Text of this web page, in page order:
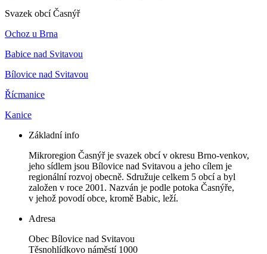
Svazek obcí Časnýř
Ochoz u Brna
Babice nad Svitavou
Bílovice nad Svitavou
Řícmanice
Kanice
Základní info
Mikroregion Časnýř je svazek obcí v okresu Brno-venkov,
jeho sídlem jsou Bílovice nad Svitavou a jeho cílem je
regionální rozvoj obecně. Sdružuje celkem 5 obcí a byl
založen v roce 2001. Nazván je podle potoka Časnýře,
v jehož povodí obce, kromě Babic, leží.
Adresa
Obec Bílovice nad Svitavou
Těsnohlídkovo náměstí 1000